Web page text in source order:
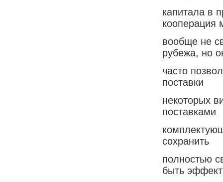
капитала в
кооперация
вообще не
рубежа, но
часто
поставки
некоторых
поставками
сохранить
полностью
быть